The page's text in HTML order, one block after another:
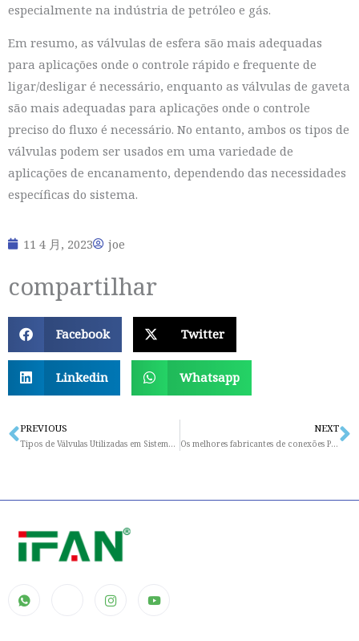
especialmente na indústria de petróleo e gás.
Em resumo, as válvulas de esfera são mais adequadas
para aplicações onde o controle rápido e frequente de
ligar/desligar é necessário, enquanto as válvulas de gaveta
são mais adequadas para aplicações onde o controle
preciso do fluxo é necessário. No entanto, ambos os tipos de
válvulas podem ser usados em uma variedade de
aplicações de encanamento, dependendo das necessidades
específicas do sistema.
11 4 月, 2023 joe
compartilhar
Facebook Twitter
Linkedin Whatsapp
Prev
PREVIOUS
Tipos de Válvulas Utilizadas em Sistemas Hidráulicos
NEXT
Os melhores fabricantes de conexões Pex para encanamentos